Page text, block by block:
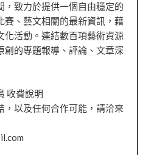
，致力於提供一個自由穩定的
賽、藝文相關的最新資訊，藉
化活動。連結數百項藝術資源
創的專題報導、評論、文章深
收費說明
，以及任何合作可能，請洽來